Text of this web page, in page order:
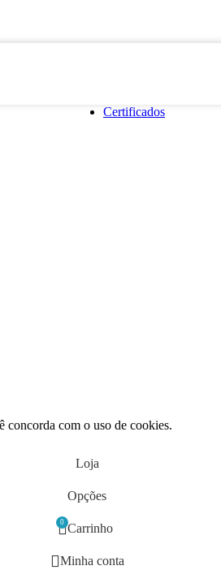
Certificados
concorda com o uso de cookies.
Loja
Opções
0 Carrinho
Minha conta